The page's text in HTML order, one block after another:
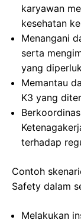
karyawan
kesehatan
Menangani
serta
yang
Memantau
K3 yang
terhadap
Contoh
Safety dalam
Melakukan